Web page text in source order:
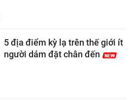
5 địa điểm kỳ lạ trên thế giới ít
người dám đặt chân đến